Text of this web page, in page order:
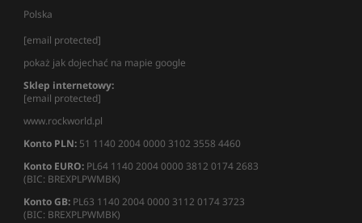
Polska
[email protected]
pokaż jak dojechać na mapie google
Sklep internetowy:
[email protected]
www.rockworld.pl
Konto PLN: 51 1140 2004 0000 3102 3558 4460
Konto EURO: PL64 1140 2004 0000 3812 0174 2683
(BIC: BREXPLPWMBK)
Konto GB: PL63 1140 2004 0000 3112 0174 3723
(BIC: BREXPLPWMBK)